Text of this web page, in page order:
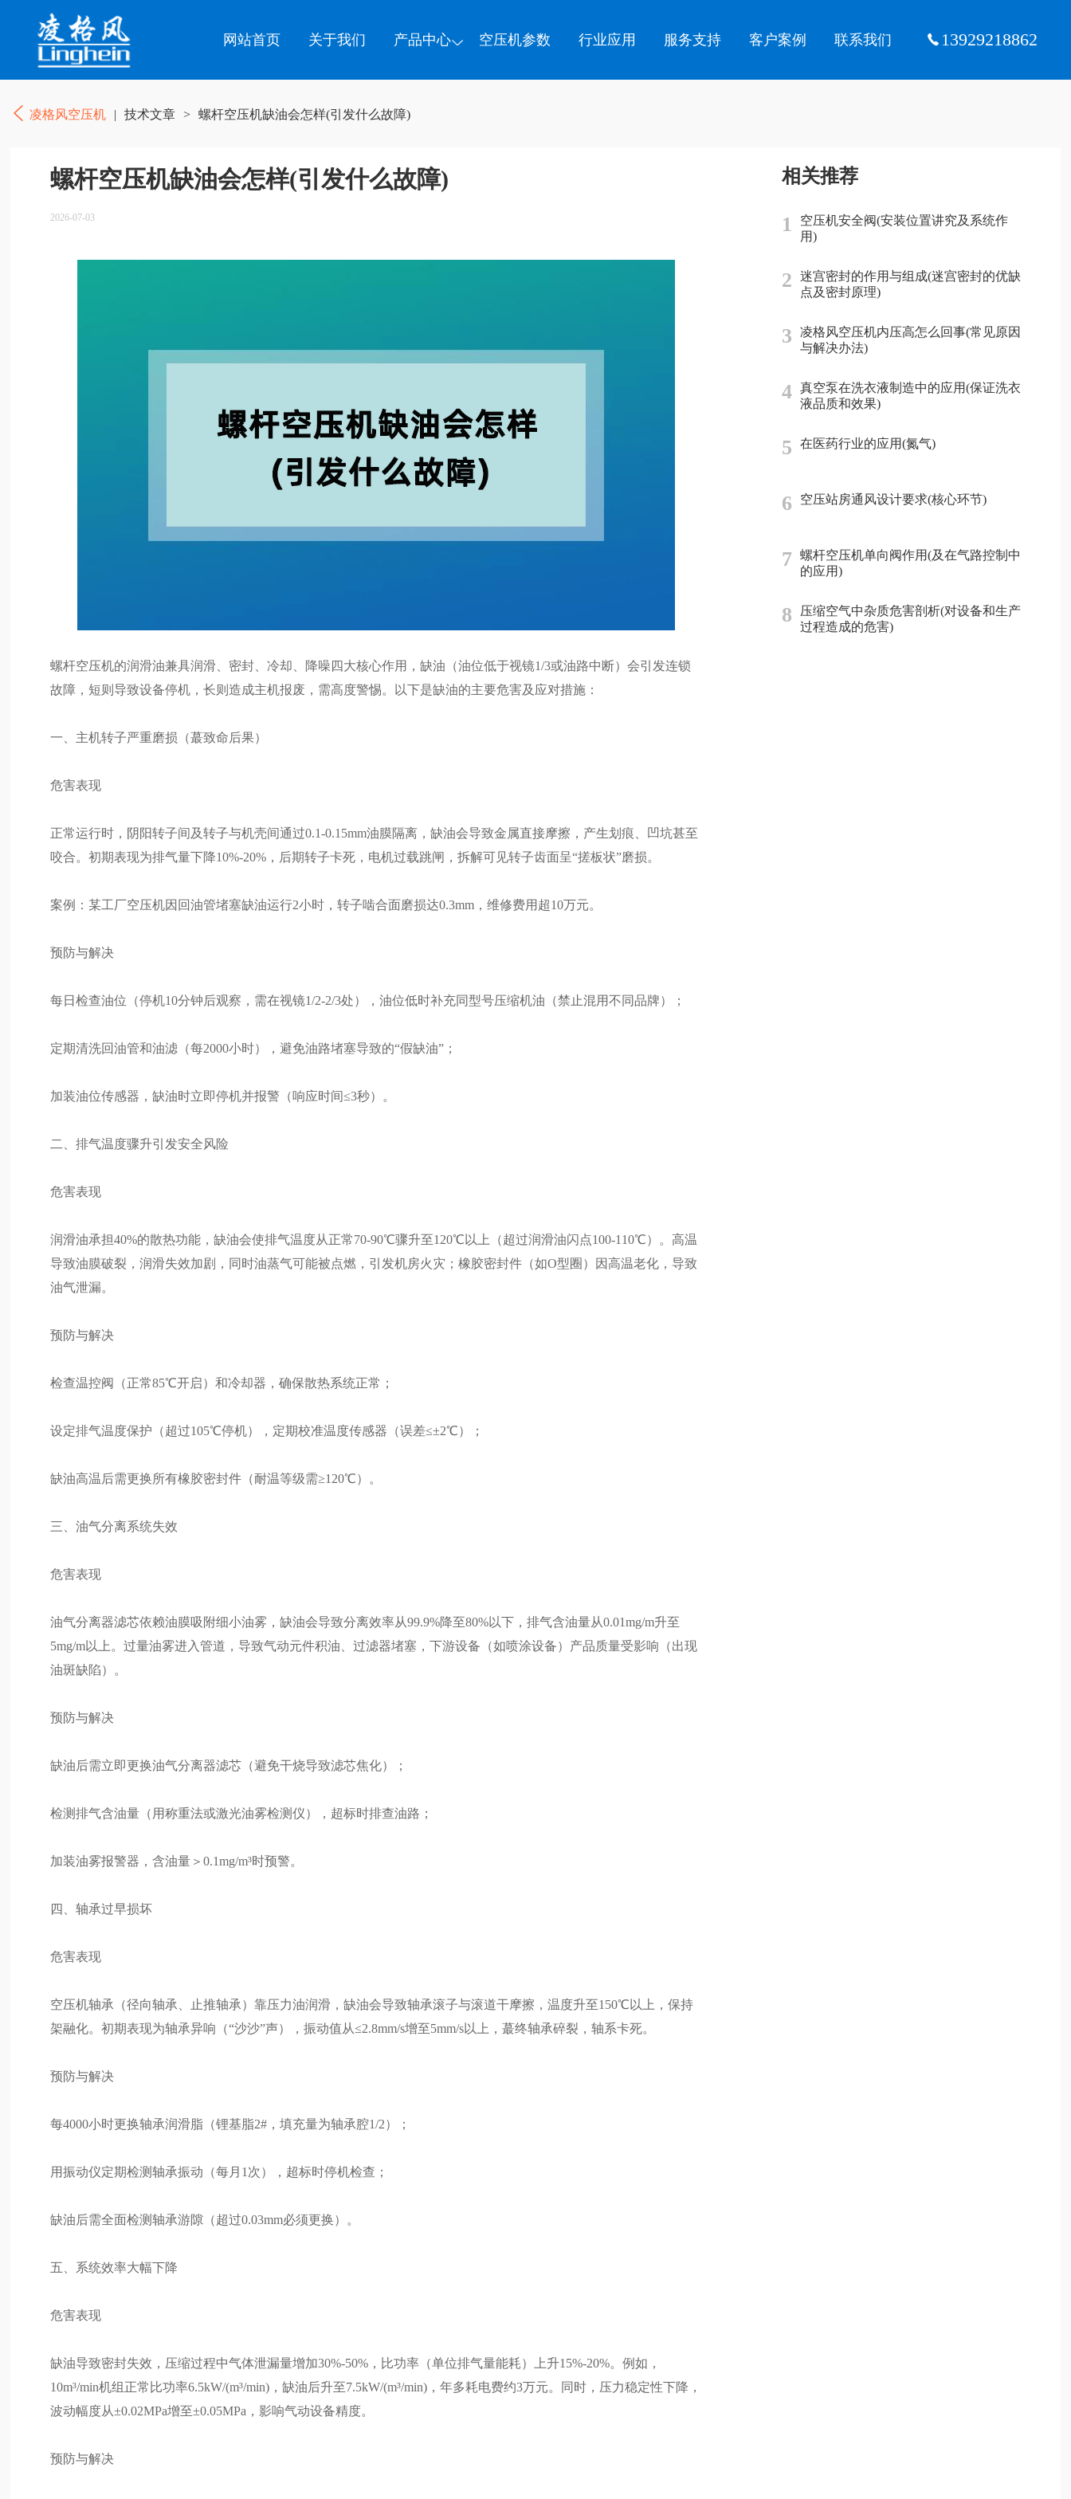
网站首页 关于我们 产品中心 空压机参数 行业应用 服务支持 客户案例 联系我们 13929218862
凌格风空压机 | 技术文章 > 螺杆空压机缺油会怎样(引发什么故障)
螺杆空压机缺油会怎样(引发什么故障)
2026-07-03
螺杆空压机的润滑油兼具润滑、密封、冷却、降噪四大核心作用，缺油（油位低于视镜1/3或油路中断）会引发连锁
故障，短则导致设备停机，长则造成主机报废，需高度警惕。以下是缺油的主要危害及应对措施：
一、主机转子严重磨损（蕞致命后果）
危害表现
正常运行时，阴阳转子间及转子与机壳间通过0.1-0.15mm油膜隔离，缺油会导致金属直接摩擦，产生划痕、凹坑甚至
咬合。初期表现为排气量下降10%-20%，后期转子卡死，电机过载跳闸，拆解可见转子齿面呈“搓板状”磨损。
案例：某工厂空压机因回油管堵塞缺油运行2小时，转子啮合面磨损达0.3mm，维修费用超10万元。
预防与解决
每日检查油位（停机10分钟后观察，需在视镜1/2-2/3处），油位低时补充同型号压缩机油（禁止混用不同品牌）；
定期清洗回油管和油滤（每2000小时），避免油路堵塞导致的“假缺油”；
加装油位传感器，缺油时立即停机并报警（响应时间≤3秒）。
二、排气温度骤升引发安全风险
危害表现
润滑油承担40%的散热功能，缺油会使排气温度从正常70-90℃骤升至120℃以上（超过润滑油闪点100-110℃）。高温
导致油膜破裂，润滑失效加剧，同时油蒸气可能被点燃，引发机房火灾；橡胶密封件（如O型圈）因高温老化，导致
油气泄漏。
预防与解决
检查温控阀（正常85℃开启）和冷却器，确保散热系统正常；
设定排气温度保护（超过105℃停机），定期校准温度传感器（误差≤±2℃）；
缺油高温后需更换所有橡胶密封件（耐温等级需≥120℃）。
三、油气分离系统失效
危害表现
油气分离器滤芯依赖油膜吸附细小油雾，缺油会导致分离效率从99.9%降至80%以下，排气含油量从0.01mg/m升至
5mg/m以上。过量油雾进入管道，导致气动元件积油、过滤器堵塞，下游设备（如喷涂设备）产品质量受影响（出现
油斑缺陷）。
预防与解决
缺油后需立即更换油气分离器滤芯（避免干烧导致滤芯焦化）；
检测排气含油量（用称重法或激光油雾检测仪），超标时排查油路；
加装油雾报警器，含油量＞0.1mg/m³时预警。
四、轴承过早损坏
危害表现
空压机轴承（径向轴承、止推轴承）靠压力油润滑，缺油会导致轴承滚子与滚道干摩擦，温度升至150℃以上，保持
架融化。初期表现为轴承异响（“沙沙”声），振动值从≤2.8mm/s增至5mm/s以上，蕞终轴承碎裂，轴系卡死。
预防与解决
每4000小时更换轴承润滑脂（锂基脂2#，填充量为轴承腔1/2）；
用振动仪定期检测轴承振动（每月1次），超标时停机检查；
缺油后需全面检测轴承游隙（超过0.03mm必须更换）。
五、系统效率大幅下降
危害表现
缺油导致密封失效，压缩过程中气体泄漏量增加30%-50%，比功率（单位排气量能耗）上升15%-20%。例如，
10m³/min机组正常比功率6.5kW/(m³/min)，缺油后升至7.5kW/(m³/min)，年多耗电费约3万元。同时，压力稳定性下降，
波动幅度从±0.02MPa增至±0.05MPa，影响气动设备精度。
预防与解决
相关推荐
1
空压机安全阀(安装位置讲究及系统作
用)
2
迷宫密封的作用与组成(迷宫密封的优缺
点及密封原理)
3
凌格风空压机内压高怎么回事(常见原因
与解决办法)
4
真空泵在洗衣液制造中的应用(保证洗衣
液品质和效果)
5 在医药行业的应用(氮气)
6 空压站房通风设计要求(核心环节)
7
螺杆空压机单向阀作用(及在气路控制中
的应用)
8
压缩空气中杂质危害剖析(对设备和生产
过程造成的危害)